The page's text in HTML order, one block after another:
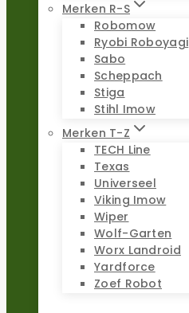
Merken R-S
Robomow
Ryobi Roboyagi
Sabo
Scheppach
Stiga
Stihl Imow
Merken T-Z
TECH Line
Texas
Universeel
Viking Imow
Wiper
Wolf-Garten
Worx Landroid
Yardforce
Zoef Robot